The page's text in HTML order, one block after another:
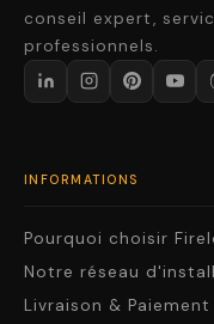
conseil expert,
professionnels.
INFORMATIONS
Pourquoi choisir
Notre réseau
Livraison & Paiement